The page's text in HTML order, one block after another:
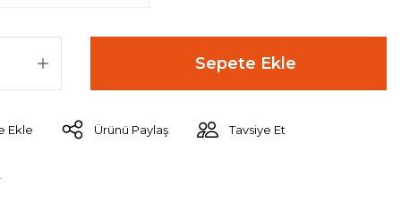
Sepete Ekle
Ürünü Paylaş Tavsiye Et